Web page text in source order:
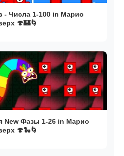
- Числа 1-100 in Марио
🍄🏰🌀
New Фазы 1-26 in Марио
🍄🐍🌀